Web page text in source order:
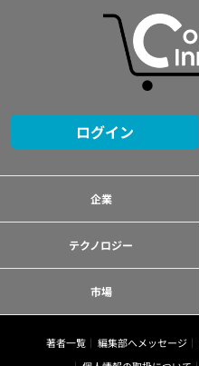
ログイン
企業
テクノロジー
市場
著者一覧 編集部へメッセージ